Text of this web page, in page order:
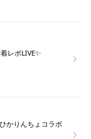
レポLIVE✨
かりんちょコラボ